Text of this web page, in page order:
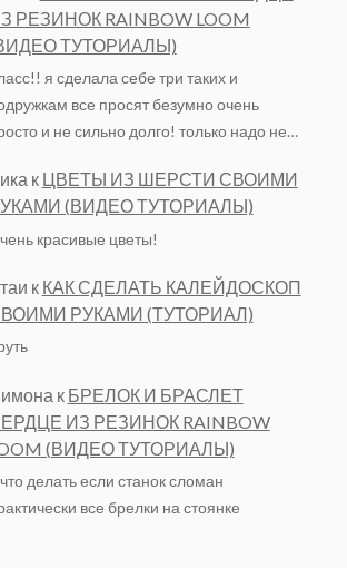
РЕЗИНОК RAINBOW LOOM
ТУТОРИАЛЫ)
я сделала себе три таких и
все просят безумно очень
и не сильно долго! только надо не…
к ЦВЕТЫ ИЗ ШЕРСТИ СВОИМИ
(ВИДЕО ТУТОРИАЛЫ)
красивые цветы!
к КАК СДЕЛАТЬ КАЛЕЙДОСКОП
РУКАМИ (ТУТОРИАЛ)
к БРЕЛОК И БРАСЛЕТ
ИЗ РЕЗИНОК RAINBOW
(ВИДЕО ТУТОРИАЛЫ)
делать если станок сломан
все брелки на стоянке